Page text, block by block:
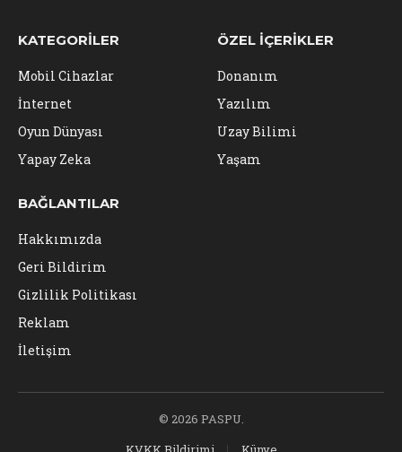
KATEGORILER
Mobil Cihazlar
İnternet
Oyun Dünyası
Yapay Zeka
ÖZEL İÇERIKLER
Donanım
Yazılım
Uzay Bilimi
Yaşam
BAĞLANTILAR
Hakkımızda
Geri Bildirim
Gizlilik Politikası
Reklam
İletişim
© 2026 PASPU.